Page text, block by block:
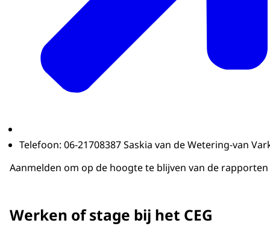
Telefoon: 06-21708387 Saskia van de Wetering-van
Aanmelden om op de hoogte te blijven van de
Werken of stage bij het CEG